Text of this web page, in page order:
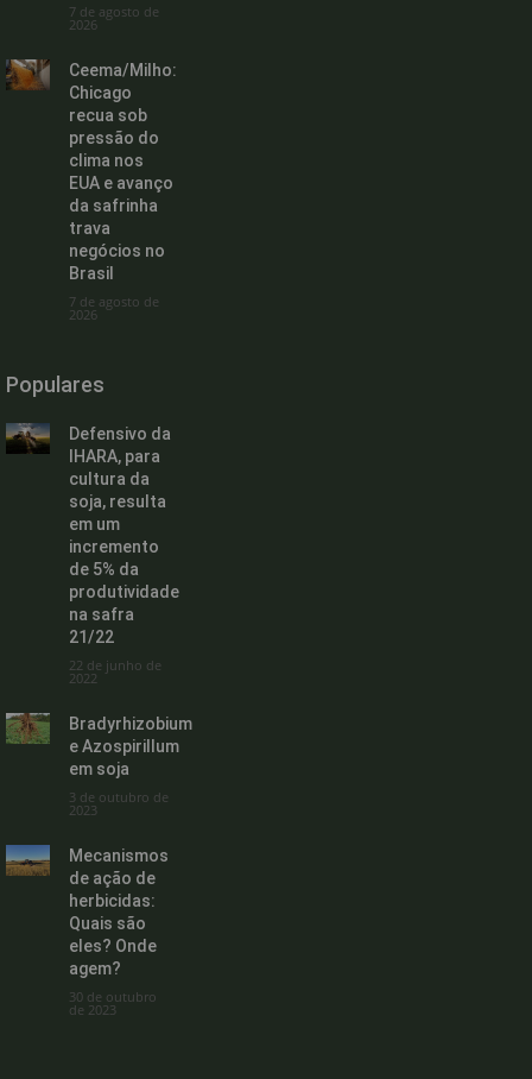
7 de agosto de
2026
Ceema/Milho:
Chicago
recua sob
pressão do
clima nos
EUA e avanço
da safrinha
trava
negócios no
Brasil
7 de agosto de
2026
Populares
Defensivo da
IHARA, para
cultura da
soja, resulta
em um
incremento
de 5% da
produtividade
na safra
21/22
22 de junho de
2022
Bradyrhizobium
e Azospirillum
em soja
3 de outubro de
2023
Mecanismos
de ação de
herbicidas:
Quais são
eles? Onde
agem?
30 de outubro
de 2023